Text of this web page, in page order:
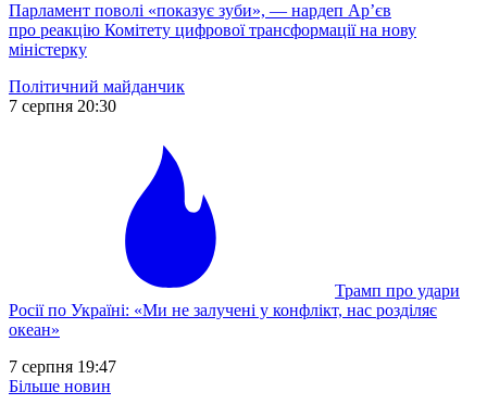
Парламент поволі «показує зуби», — нардеп Ар’єв
про реакцію Комітету цифрової трансформації на нову
міністерку
Політичний майданчик
7 серпня 20:30
Трамп про удари
Росії по Україні: «Ми не залучені у конфлікт, нас розділяє
океан»
7 серпня 19:47
Більше новин